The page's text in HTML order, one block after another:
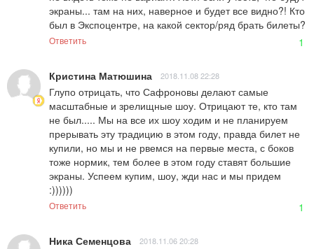
экраны... там на них, наверное и будет все видно?! Кто
был в Экспоцентре, на какой сектор/ряд брать билеты?
Ответить 1
Кристина Матюшина 2018.11.08 22:28
Глупо отрицать, что Сафроновы делают самые
масштабные и зрелищные шоу. Отрицают те, кто там
не был..... Мы на все их шоу ходим и не планируем
прерывать эту традицию в этом году, правда билет не
купили, но мы и не рвемся на первые места, с боков
тоже нормик, тем более в этом году ставят большие
экраны. Успеем купим, шоу, жди нас и мы придем
:))))))
Ответить 1
Ника Семенцова 2018.11.06 20:28